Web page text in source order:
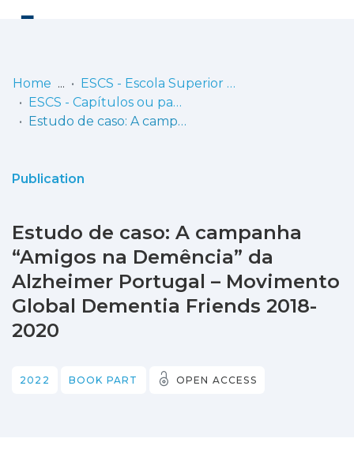
Communities
Statistics
Home
ESCS - Escola Superior de Comunicação Social
ESCS - Capítulos ou partes de livros
Estudo de caso: A campanha “Amigos na Demência” da Alzheimer Portugal – Movimento Global Dementia Friends 2018-2020
Publication
Estudo de caso: A campanha
“Amigos na Demência” da
Alzheimer Portugal – Movimento
Global Dementia Friends 2018-
2020
2022 BOOK PART OPEN ACCESS